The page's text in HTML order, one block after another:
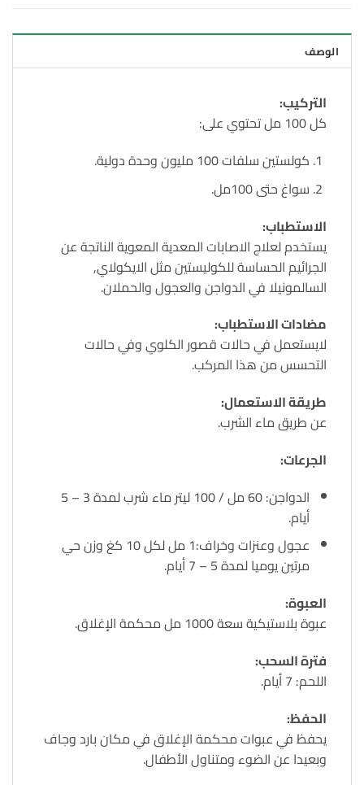
الوصف
التركيب:
كل 100 مل تحتوي على:
كولستين سلفات 100 مليون وحدة دولية.
سواغ حتى 100مل.
الاستطباب:
يستخدم لعلاج الاصابات المعدية المعوية الناتجة عن
الجرائيم الحساسة للكوليستين مثل الايكولاي,
السالمونيلا في الدواجن والعجول والحملان.
مضادات الاستطباب:
لايستعمل في حالات قصور الكلوي وفي حالات
التحسس من هذا المركب.
طريقة الاستعمال:
عن طريق ماء الشرب.
الجرعات:
الدواجن: 60 مل / 100 ليتر ماء شرب لمدة 3 – 5
أيام.
عجول وعنزات وخراف:1 مل لكل 10 كغ وزن حي
مرتين يوميا لمدة 5 – 7 أيام.
العبوة:
عبوة بلاستيكية سعة 1000 مل محكمة الإغلاق.
فترة السحب:
اللحم: 7 أيام.
الحفظ:
يحفظ في عبوات محكمة الإغلاق في مكان بارد وجاف
وبعيدا عن الضوء ومتناول الأطفال.